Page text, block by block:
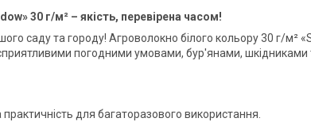
30 г/м² – якість, перевірена часом!
саду та городу! Агроволокно білого кольору 30 г/м²
погодними умовами, бур'янами, шкідниками
для багаторазового використання.